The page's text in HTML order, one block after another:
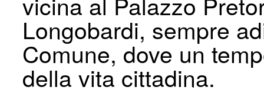
Longobardi, sempre
Comune, dove un
della vita cittadina.